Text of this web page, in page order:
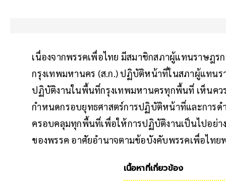
เนื่องจากพรรคเพื่อไทย มีสมาชิกสภาผู้แทนราษฎร
กรุงเทพมหานคร (ส.ก.) ปฏิบัติหน้าที่ในสภาผู้แทน
ปฏิบัติงานในพื้นที่กรุงเทพมหานครทุกพื้นที่ เห็นคว
กำหนดกรอบยุทธศาสตร์การปฏิบัติหน้าที่และการด
ครอบคลุมทุกพื้นที่เพื่อให้การปฏิบัติงานเป็นไปอย่
ของพรรค อาศัยอำนาจตามข้อบังคับพรรคเพื่อไท
เนื้อหาที่เกี่ยวข้อง